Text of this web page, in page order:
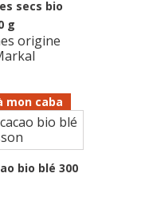
secs bio
g
origine
mon caba
bio blé 300